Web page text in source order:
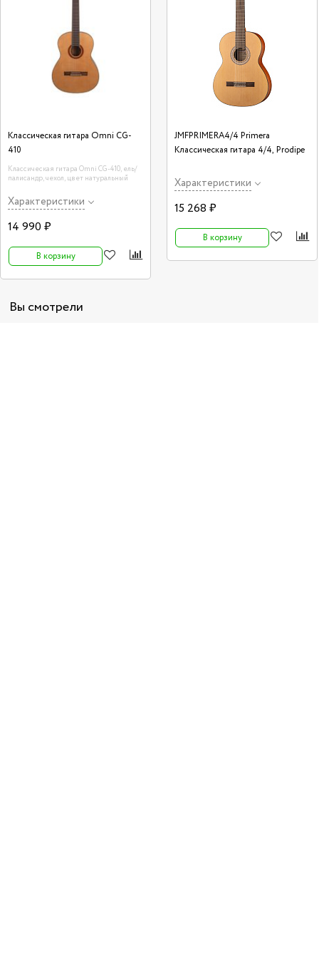
Классическая гитара Omni CG-
410
Классическая гитара Omni CG-410, ель/
палисандр, чехол, цвет натуральный
Характеристики
14 990 ₽
В корзину
JMFPRIMERA4/4 Primera
Классическая гитара 4/4, Prodipe
Характеристики
15 268 ₽
В корзину
Вы смотрели